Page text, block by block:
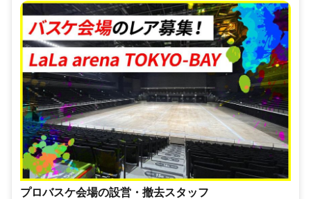
プロバスケ会場の設営・撤去スタッフ